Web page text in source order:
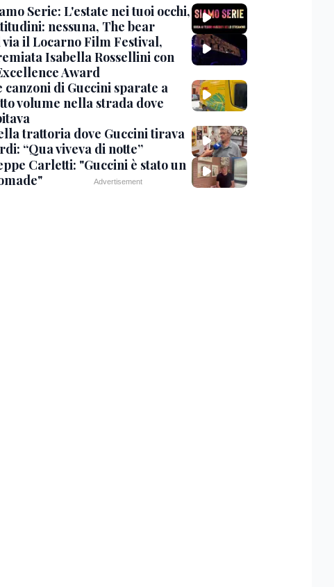
Serie: L'estate nei tuoi occhi,
nessuna, The bear
via il Locarno Film Festival,
Isabella Rossellini con
Award
canzoni di Guccini sparate a
volume nella strada dove
trattoria dove Guccini tirava
“Qua viveva di notte”
Carletti: "Guccini è stato un